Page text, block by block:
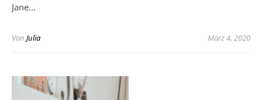
Jane…
Von Julia März 4, 2020